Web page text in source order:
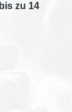
zu 14